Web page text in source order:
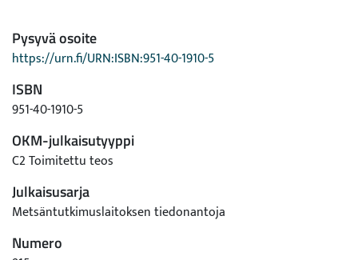
Pysyvä osoite
https://urn.fi/URN:ISBN:951-40-1910-5
ISBN
951-40-1910-5
OKM-julkaisutyyppi
C2 Toimitettu teos
Julkaisusarja
Metsäntutkimuslaitoksen tiedonantoja
Numero